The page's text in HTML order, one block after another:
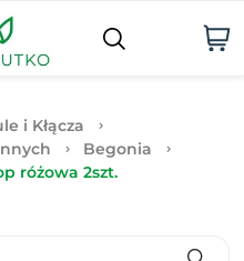
i Kłącza
Begonia
różowa 2szt.